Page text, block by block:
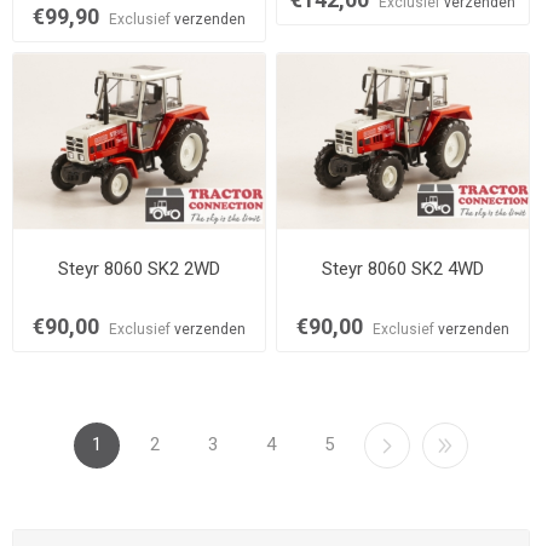
€99,90 Exclusief verzenden
Steyr 8060 SK2 2WD
€90,00 Exclusief verzenden
Steyr 8060 SK2 4WD
€90,00 Exclusiefverzenden
1 2 3 4 5